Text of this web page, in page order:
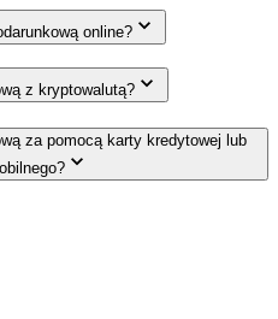
online?
z kryptowalutą?
za pomocą karty kredytowej lub